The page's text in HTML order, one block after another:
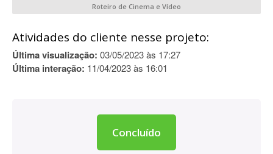
Roteiro de Cinema e Vídeo
Atividades do cliente nesse projeto:
Última visualização: 03/05/2023 às 17:27
Última interação: 11/04/2023 às 16:01
Concluído